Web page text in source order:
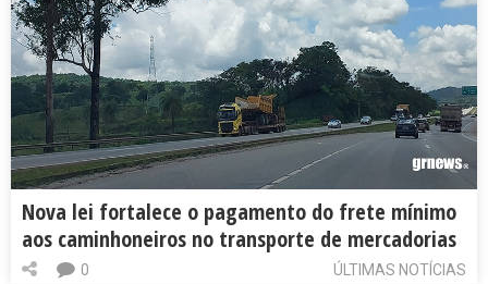
Nova lei fortalece o pagamento do frete mínimo
aos caminhoneiros no transporte de mercadorias
ÚLTIMAS NOTÍCIAS
0